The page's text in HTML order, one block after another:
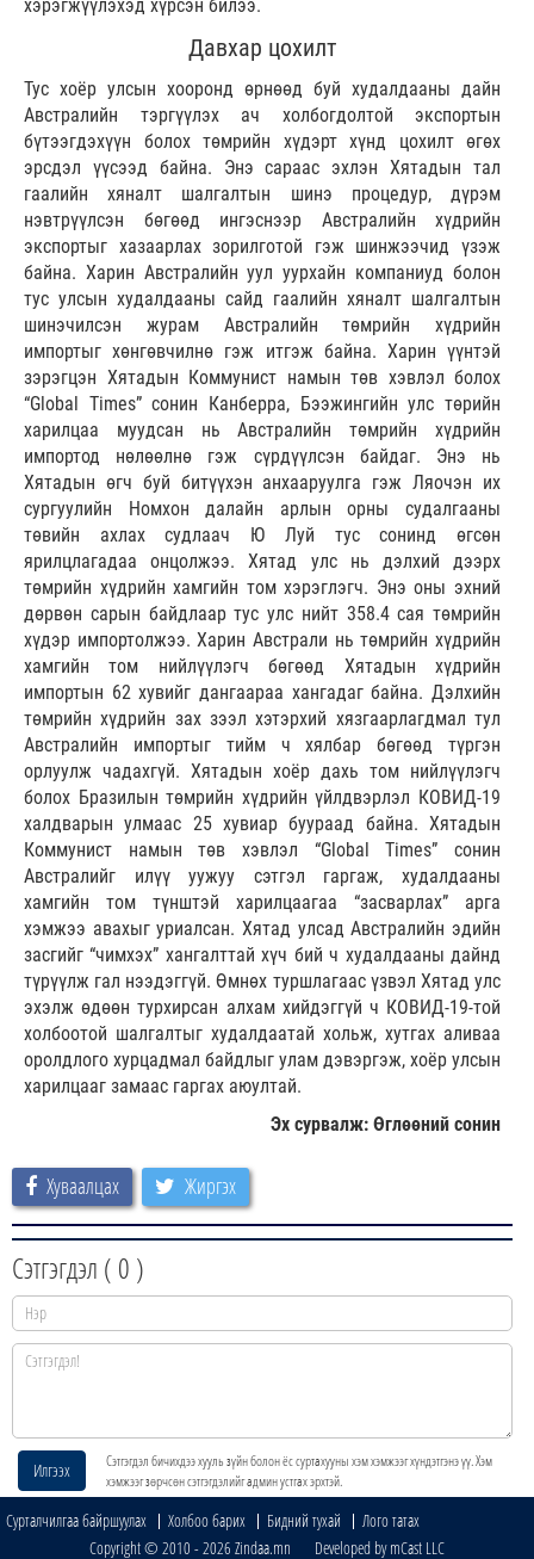
хэрэгжүүлэхэд хүрсэн билээ.
Давхар цохилт
Тус хоёр улсын хооронд өрнөөд буй худалдааны дайн
Австралийн тэргүүлэх ач холбогдолтой экспортын
бүтээгдэхүүн болох төмрийн хүдэрт хүнд цохилт өгөх
эрсдэл үүсээд байна. Энэ сараас эхлэн Хятадын тал
гаалийн хяналт шалгалтын шинэ процедур, дүрэм
нэвтрүүлсэн бөгөөд ингэснээр Австралийн хүдрийн
экспортыг хазаарлах зорилготой гэж шинжээчид үзэж
байна. Харин Австралийн уул уурхайн компаниуд болон
тус улсын худалдааны сайд гаалийн хяналт шалгалтын
шинэчилсэн журам Австралийн төмрийн хүдрийн
импортыг хөнгөвчилнө гэж итгэж байна. Харин үүнтэй
зэрэгцэн Хятадын Коммунист намын төв хэвлэл болох
“Global Times” сонин Канберра, Бээжингийн улс төрийн
харилцаа муудсан нь Австралийн төмрийн хүдрийн
импортод нөлөөлнө гэж сүрдүүлсэн байдаг. Энэ нь
Хятадын өгч буй битүүхэн анхааруулга гэж Ляочэн их
сургуулийн Номхон далайн арлын орны судалгааны
төвийн ахлах судлаач Ю Луй тус сонинд өгсөн
ярилцлагадаа онцолжээ. Хятад улс нь дэлхий дээрх
төмрийн хүдрийн хамгийн том хэрэглэгч. Энэ оны эхний
дөрвөн сарын байдлаар тус улс нийт 358.4 сая төмрийн
хүдэр импортолжээ. Харин Австрали нь төмрийн хүдрийн
хамгийн том нийлүүлэгч бөгөөд Хятадын хүдрийн
импортын 62 хувийг дангаараа хангадаг байна. Дэлхийн
төмрийн хүдрийн зах зээл хэтэрхий хязгаарлагдмал тул
Австралийн импортыг тийм ч хялбар бөгөөд түргэн
орлуулж чадахгүй. Хятадын хоёр дахь том нийлүүлэгч
болох Бразилын төмрийн хүдрийн үйлдвэрлэл КОВИД-19
халдварын улмаас 25 хувиар буураад байна. Хятадын
Коммунист намын төв хэвлэл “Global Times” сонин
Австралийг илүү уужуу сэтгэл гаргаж, худалдааны
хамгийн том түнштэй харилцаагаа “засварлах” арга
хэмжээ авахыг уриалсан. Хятад улсад Австралийн эдийн
засгийг “чимхэх” хангалттай хүч бий ч худалдааны дайнд
түрүүлж гал нээдэггүй. Өмнөх туршлагаас үзвэл Хятад улс
эхэлж өдөөн турхирсан алхам хийдэггүй ч КОВИД-19-той
холбоотой шалгалтыг худалдаатай хольж, хутгах аливаа
оролдлого хурцадмал байдлыг улам дэвэргэж, хоёр улсын
харилцааг замаас гаргах аюултай.
Эх сурвалж: Өглөөний сонин
Хуваалцах Жиргэх
Сэтгэгдэл ( 0 )
Илгээх
Сэтгэгдэл бичихдээ хууль зүйн болон ёс суртахууны хэм хэмжээг хүндэтгэнэ үү. Хэм
хэмжээг зөрчсөн сэтгэгдэлийг админ устгах эрхтэй.
Сурталчилгаа байршуулах Холбоо барих Бидний тухай
Лого татах
Copyright © 2010 - 2026 Zindaa.mn Developed by mCast LLC